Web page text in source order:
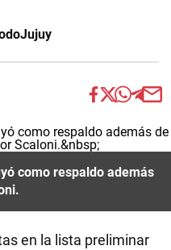
como respaldo además
en la lista preliminar